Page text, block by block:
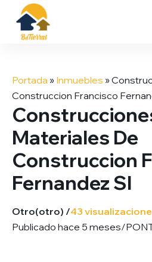
contenido
Portada » Inmuebles »
Construccion Francisco
Materiales De
Construccion
Fernandez Sl
Otro(otro) /43
Publicado hace 5 meses/